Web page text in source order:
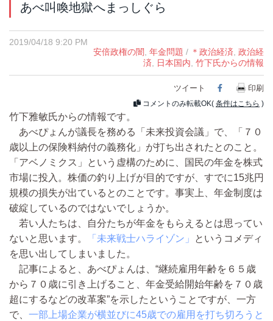
あべ叫喚地獄へまっしぐら
2019/04/18 9:20 PM
安倍政権の闇, 年金問題 / ＊政治経済, 政治経
済, 日本国内, 竹下氏からの情報
ツイート Facebook
印刷
コメントのみ転載OK( 条件はこちら )
竹下雅敏氏からの情報です。
あべぴょんが議長を務める「未来投資会議」で、「７０
歳以上の保険料納付の義務化」が打ち出されたとのこと。
「アベノミクス」という虚構のために、国民の年金を株式
市場に投入。株価の釣り上げが目的ですが、すでに15兆円
規模の損失が出ているとのことです。事実上、年金制度は
破綻しているのではないでしょうか。
若い人たちは、自分たちが年金をもらえるとは思ってい
ないと思います。
「未来戦士ハライゾン」
というコメディ
を思い出してしまいました。
記事によると、あべぴょんは、“継続雇用年齢を６５歳
から７０歳に引き上げること、年金受給開始年齢を７０歳
超にするなどの改革案”を示したということですが、一方
で、 一部上場企業が横並びに45歳での雇用を打ち切ろうと